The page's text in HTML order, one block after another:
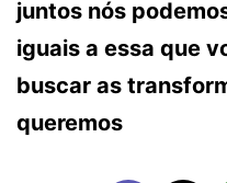
juntos nós
iguais a essa que
buscar as
queremos